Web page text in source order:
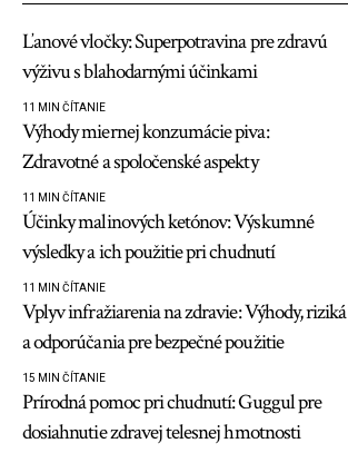
Ľanové vločky: Superpotravina pre zdravú
výživu s blahodarnými účinkami
11 MIN ČÍTANIE
Výhody miernej konzumácie piva:
Zdravotné a spoločenské aspekty
11 MIN ČÍTANIE
Účinky malinových ketónov: Výskumné
výsledky a ich použitie pri chudnutí
11 MIN ČÍTANIE
Vplyv infražiarenia na zdravie: Výhody, riziká
a odporúčania pre bezpečné použitie
15 MIN ČÍTANIE
Prírodná pomoc pri chudnutí: Guggul pre
dosiahnutie zdravej telesnej hmotnosti